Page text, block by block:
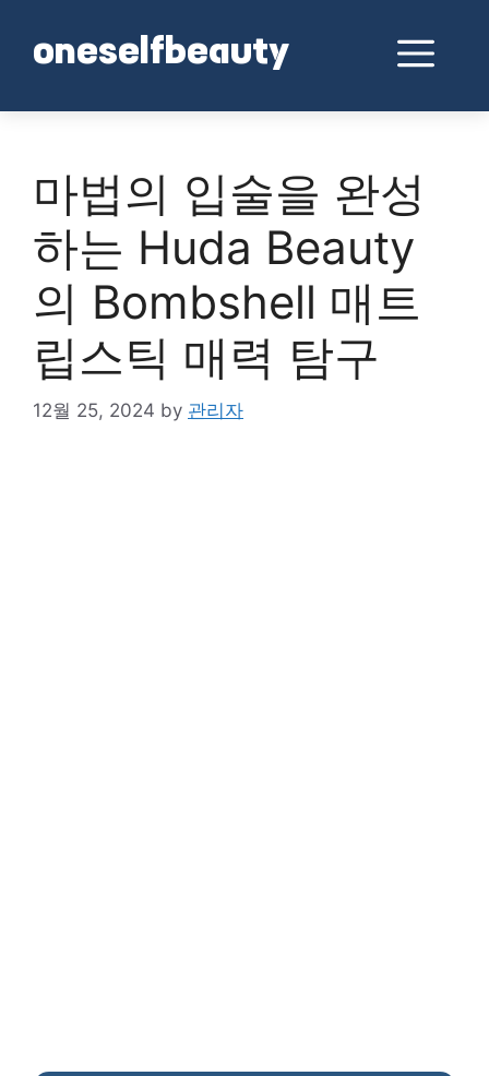
contentoneselfbeauty
마법의 입술을 완성
하는 Huda Beauty
의 Bombshell 매트
립스틱 매력 탐구
12월 25, 2024 by 관리자